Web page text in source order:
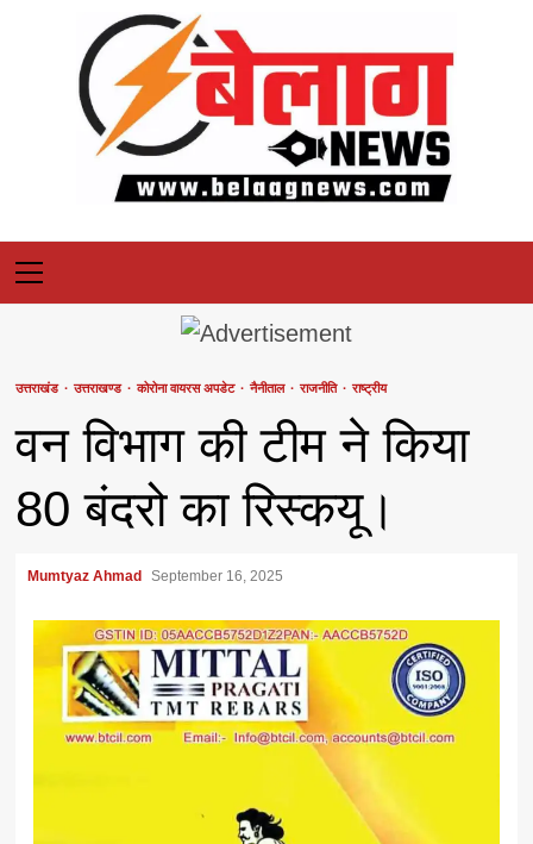
Primary
Menu
उत्तराखंड उत्तराखण्ड कोरोना वायरस अपडेट नैनीताल राजनीति राष्ट्रीय
वन विभाग की टीम ने किया
80 बंदरो का रिस्कयू।
Mumtyaz Ahmad September 16, 2025